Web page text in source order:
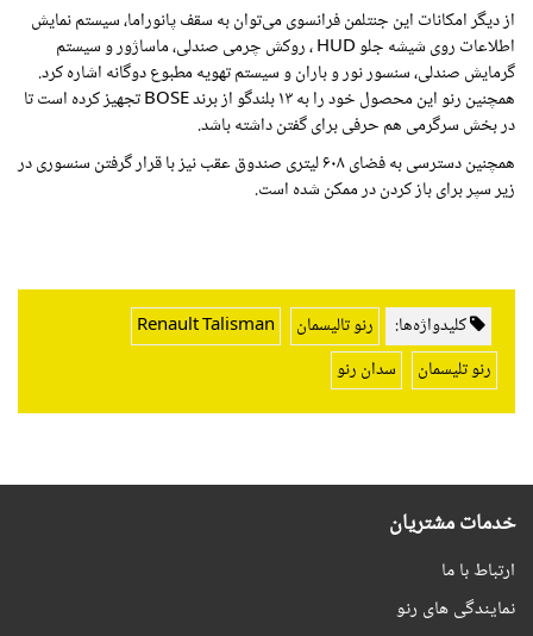
از دیگر امکانات این جنتلمن فرانسوی می‌توان به سقف پانوراما، سیستم نمایش
اطلاعات روی شیشه جلو
، روکش چرمی صندلی‌، ماساژور و سیستم
گرمایش صندلی، سنسور نور و باران و سیستم تهویه مطبوع دوگانه اشاره کرد.
همچنین رنو این محصول خود را به ۱۳ بلندگو از برند
تجهیز کرده است تا
در بخش سرگرمی هم حرفی برای گفتن داشته باشد.
همچنین دسترسی به فضای ۶۰۸ لیتری صندوق عقب نیز با قرار گرفتن سنسوری در
زیر سپر برای باز کردن در ممکن شده است.
کلیدواژه‌ها: رنو تالیسمان
Renault Talisman
رنو تلیسمان
سدان رنو
خدمات مشتریان
ارتباط با ما
نمایندگی های رنو